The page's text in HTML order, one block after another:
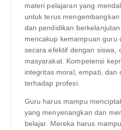
materi pelajaran yang
untuk terus
dan pendidikan
mencakup kemampuan guru
secara efektif dengan siswa,
masyarakat. Kompetensi
integritas moral, empati, dan
terhadap profesi.
Guru harus mampu
yang menyenangkan dan
belajar. Mereka harus